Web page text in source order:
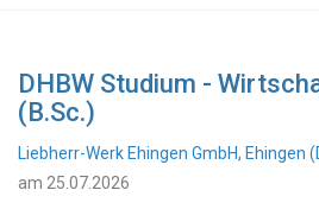
DHBW Studium -
(B.Sc.)
Liebherr-Werk Ehingen GmbH, Ehingen
am 25.07.2026